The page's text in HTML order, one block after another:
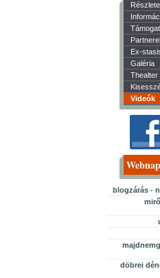
Ex-
Galéria
Thealter
Videók
blogzárás -
döbrei